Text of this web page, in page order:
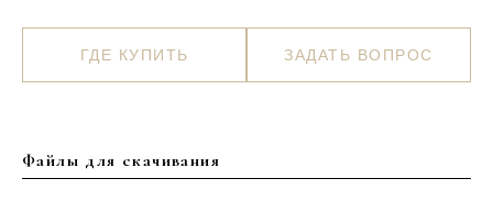
ГДЕ КУПИТЬ ЗАДАТЬ ВОПРОС
Файлы для скачивания